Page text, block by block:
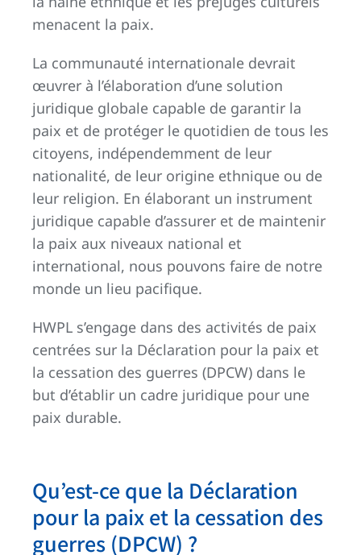
menacent la paix.
La communauté internationale devrait
œuvrer à l’élaboration d’une solution
juridique globale capable de garantir la
paix et de protéger le quotidien de tous les
citoyens, indépendemment de leur
nationalité, de leur origine ethnique ou de
leur religion. En élaborant un instrument
juridique capable d’assurer et de maintenir
la paix aux niveaux national et
international, nous pouvons faire de notre
monde un lieu pacifique.
HWPL s’engage dans des activités de paix
centrées sur la Déclaration pour la paix et
la cessation des guerres (DPCW) dans le
but d’établir un cadre juridique pour une
paix durable.
Qu’est-ce que la Déclaration
pour la paix et la cessation des
guerres (DPCW) ?